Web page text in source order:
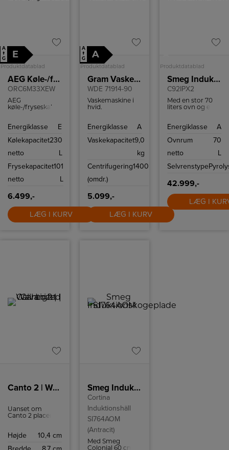
A
↑
G
E
Produktdatablad
AEG Køle-/fryseskab
ORC6M33XEW
AEG
køle-/fryseskab
Energiklasse
E
Kølekapacitet
netto
230
L
Frysekapacitet
netto
101
L
6.499,-
LÆG I KURV
A
↑
G
A
Produktdatablad
Gram Vaskemaskine
WDE 71914-90
Vaskemaskine i
hvid.
tidsforskudt start
resttidsindikation.
Energiklasse
A
Vaskekapacitet9,0
kg
Centrifugering
(omdr.)
1400
5.099,-
LÆG I KURV
Produktdatablad
Smeg Induktionskomfur
C92IPX2
Med en stor 70
liters ovn og en
udstyret til at
varieret menu.
en varmluftsovn
varmefordeling,
ovn er traditionel,
perfekt til retter,
der kræver en
mere rettet
varme. Begge
ovne er
klassificeret med
Energiklasse
A
Ovnrum
netto
70
L
Selvrenstype
42.999,-
LÆG I
Canto 2 | Wall Light | Galvanized
Uanset om
Canto 2 placeres
helt speciel
Højde
10,4 cm
Smeg Induktionskogeplade SI764AOM
Cortina
Induktionshäll
SI764AOM
(Antracit)
Med Smeg
Colonial 60 cm